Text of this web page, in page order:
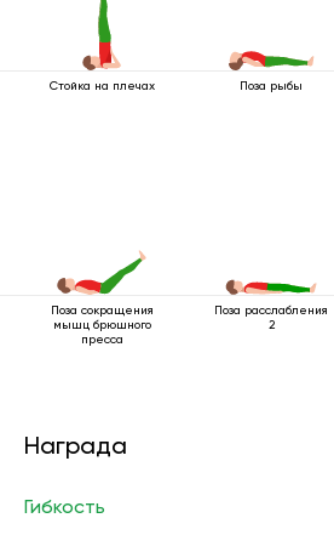
Стойка на плечах Поза рыбы
Поза сокращения
мышц брюшного
пресса
Поза расслабления
2
Награда
Гибкость